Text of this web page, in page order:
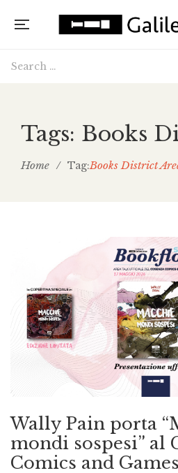
Tags: Books
Home / Tag:Books District
Wally Pain porta
mondi sospesi” al
Comics and